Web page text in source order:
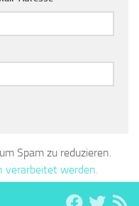
Spam zu reduzieren.
verarbeitet werden.